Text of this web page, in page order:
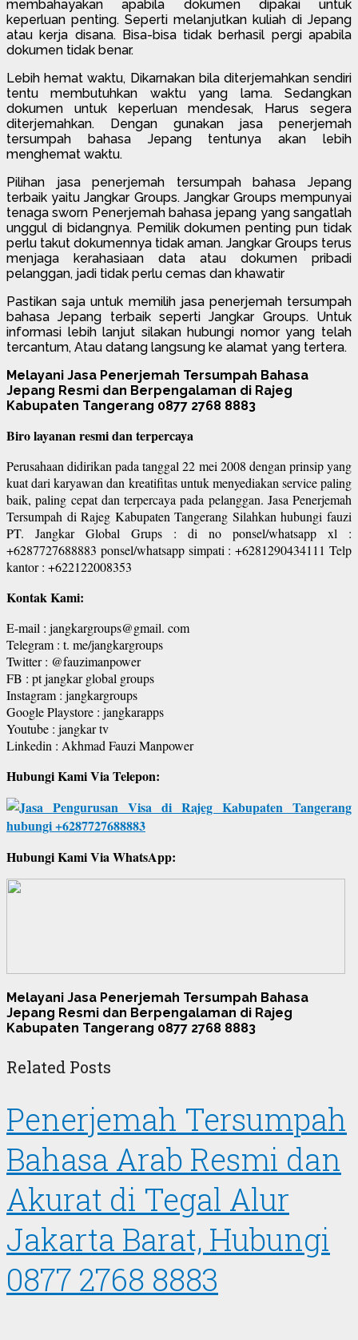
membahayakan apabila dokumen dipakai untuk
keperluan penting. Seperti melanjutkan kuliah di Jepang
atau kerja disana. Bisa-bisa tidak berhasil pergi apabila
dokumen tidak benar.
Lebih hemat waktu, Dikarnakan bila diterjemahkan sendiri
tentu membutuhkan waktu yang lama. Sedangkan
dokumen untuk keperluan mendesak, Harus segera
diterjemahkan. Dengan gunakan jasa penerjemah
tersumpah bahasa Jepang tentunya akan lebih
menghemat waktu.
Pilihan jasa penerjemah tersumpah bahasa Jepang
terbaik yaitu Jangkar Groups. Jangkar Groups mempunyai
tenaga sworn Penerjemah bahasa jepang yang sangatlah
unggul di bidangnya. Pemilik dokumen penting pun tidak
perlu takut dokumennya tidak aman. Jangkar Groups terus
menjaga kerahasiaan data atau dokumen pribadi
pelanggan, jadi tidak perlu cemas dan khawatir
Pastikan saja untuk memilih jasa penerjemah tersumpah
bahasa Jepang terbaik seperti Jangkar Groups. Untuk
informasi lebih lanjut silakan hubungi nomor yang telah
tercantum, Atau datang langsung ke alamat yang tertera.
Melayani Jasa Penerjemah Tersumpah Bahasa
Jepang Resmi dan Berpengalaman di Rajeg
Kabupaten Tangerang 0877 2768 8883
Biro layanan resmi dan terpercaya
Perusahaan didirikan pada tanggal 22 mei 2008 dengan prinsip yang
kuat dari karyawan dan kreatifitas untuk menyediakan service paling
baik, paling cepat dan terpercaya pada pelanggan. Jasa Penerjemah
Tersumpah di Rajeg Kabupaten Tangerang Silahkan hubungi fauzi
PT. Jangkar Global Grups : di no ponsel/whatsapp xl :
+6287727688883 ponsel/whatsapp simpati : +6281290434111 Telp
kantor : +622122008353
Kontak Kami:
E-mail : jangkargroups@gmail. com
Telegram : t. me/jangkargroups
Twitter : @fauzimanpower
FB : pt jangkar global groups
Instagram : jangkargroups
Google Playstore : jangkarapps
Youtube : jangkar tv
Linkedin : Akhmad Fauzi Manpower
Hubungi Kami Via Telepon:
Hubungi Kami Via WhatsApp:
Melayani Jasa Penerjemah Tersumpah Bahasa
Jepang Resmi dan Berpengalaman di Rajeg
Kabupaten Tangerang 0877 2768 8883
Related Posts
Penerjemah Tersumpah
Bahasa Arab Resmi dan
Akurat di Tegal Alur
Jakarta Barat, Hubungi
0877 2768 8883